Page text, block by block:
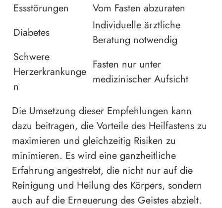
Essstörungen
Vom Fasten abzuraten
Diabetes
Individuelle ärztliche
Beratung notwendig
Schwere
Herzerkrankunge
n
Fasten nur unter
medizinischer Aufsicht
Die Umsetzung dieser Empfehlungen kann
dazu beitragen, die Vorteile des Heilfastens zu
maximieren und gleichzeitig Risiken zu
minimieren. Es wird eine ganzheitliche
Erfahrung angestrebt, die nicht nur auf die
Reinigung und Heilung des Körpers, sondern
auch auf die Erneuerung des Geistes abzielt.